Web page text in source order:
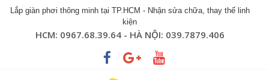
Lắp giàn phơi thông minh tại TP.HCM - Nhận sửa chữa, thay thế linh
kiện
HCM: 0967.68.39.64 - HÀ NỘI: 039.7879.406